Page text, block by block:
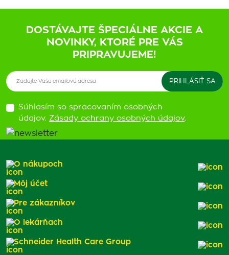
DOSTÁVAJTE ŠPECIÁLNE AKCIE A
NOVINKY, KTORÉ PRE VÁS
PRIPRAVUJEME!
Súhlasím so spracovaním osobných
údajov. Zásady ochrany osobných údajov.
O nákupoch
Môj účet
Pre zákazníkov
O lekárňach
Schneider Health Care Group